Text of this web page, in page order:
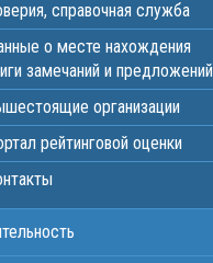
справочная служба
замечаний и предложений
организации
рейтинговой оценки